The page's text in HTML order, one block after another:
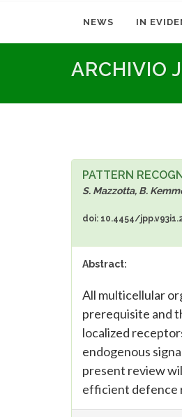
NEWS IN
ARCHIVIO
PATTERN
S. Mazzotta, B.
doi: 10.4454/
Abstract:
All multicellular
prerequisite and
localized
endogenous
present review
efficient defence